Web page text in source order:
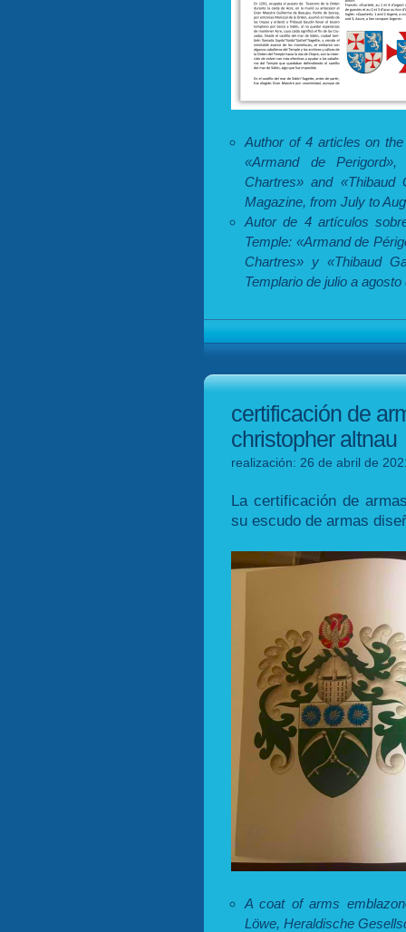
Author of 4 articles on
«Armand de
Chartres» and «Thibaud
Magazine, from July to
Autor de 4 artículos
Temple: «Armand de
Chartres» y «Thibaud
Templario de julio a agosto
certificación de
christopher altnau
realización: 26 de abril de
La certificación de
su escudo de armas
A coat of arms
Löwe, Heraldische